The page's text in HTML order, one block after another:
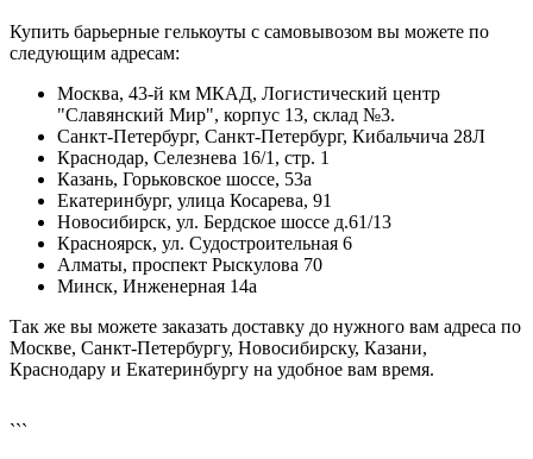
Купить барьерные гелькоуты с самовывозом вы можете по
следующим адресам:
Москва, 43-й км МКАД, Логистический центр
"Славянский Мир", корпус 13, склад №3.
Санкт-Петербург, Санкт-Петербург, Кибальчича 28Л
Краснодар, Селезнева 16/1, стр. 1
Казань, Горьковское шоссе, 53а
Екатеринбург, улица Косарева, 91
Новосибирск, ул. Бердское шоссе д.61/13
Красноярск, ул. Судостроительная 6
Алматы, проспект Рыскулова 70
Минск, Инженерная 14а
Так же вы можете заказать доставку до нужного вам адреса по
Москве, Санкт-Петербургу, Новосибирску, Казани,
Краснодару и Екатеринбургу на удобное вам время.
```